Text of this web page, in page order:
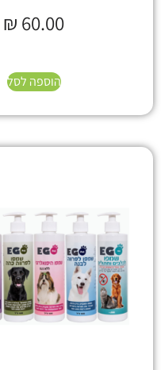
₪ 60.00
הוספה לסל